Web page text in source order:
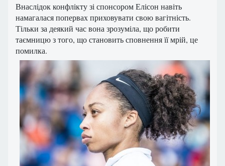
Внаслідок конфлікту зі спонсором Елісон навіть
намагалася попервах приховувати свою вагітність.
Тільки за деякий час вона зрозуміла, що робити
таємницю з того, що становить сповнення її мрій, це
помилка.